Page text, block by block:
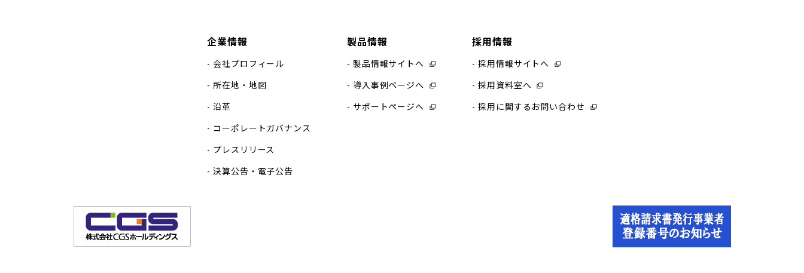
企業情報
会社プロフィール
所在地・地図
沿革
コーポレートガバナンス
プレスリリース
決算公告・電子公告
製品情報
製品情報サイトへ
導入事例ページへ
サポートページへ
採用情報
採用情報サイトへ
採用資料室へ
採用に関するお問い合わせ